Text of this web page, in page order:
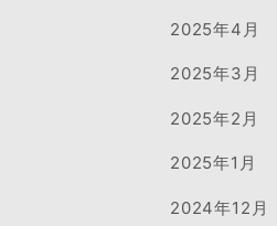
2025年4月
2025年3月
2025年2月
2025年1月
2024年12月